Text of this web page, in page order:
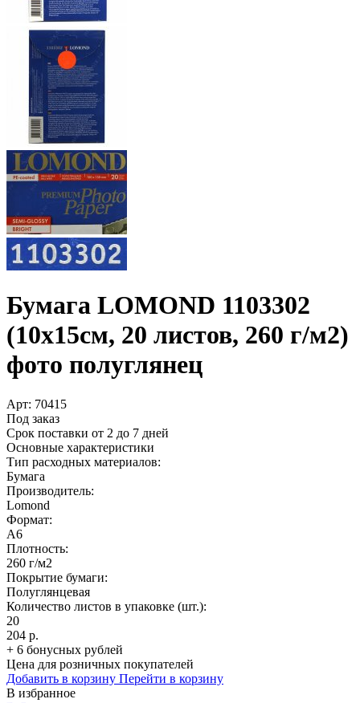
Бумага LOMOND 1103302
(10x15см, 20 листов, 260 г/­м2)
фото полуглянец
Арт: 70415
Под заказ
Срок поставки от 2 до 7 дней
Основные характеристики
Тип расходных материалов:
Бумага
Производитель:
Lomond
Формат:
A6
Плотность:
260 г/м2
Покрытие бумаги:
Полуглянцевая
Количество листов в упаковке (шт.):
20
204 р.
+ 6 бонусных рублей
Цена для розничных покупателей
Добавить в корзину Перейти в корзину
В избранное